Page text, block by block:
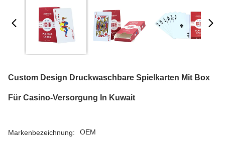
Custom Design Druckwaschbare Spielkarten Mit Box
Für Casino-Versorgung In Kuwait
Markenbezeichnung: OEM